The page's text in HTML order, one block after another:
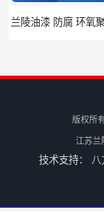
版权所
江苏兰
技术支持： 八